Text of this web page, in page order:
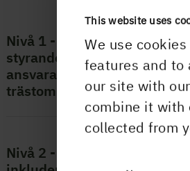
This website uses
We use
features and to
our site with
combine it with
collected from
Nivå 1 - A-handlingar med
styrande mått och Martinsons
ansvarar för konstruktion av
trästommen
Nivå 2 - K-handlingar